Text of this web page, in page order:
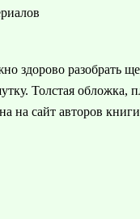
здорово разобрать
Толстая обложка,
на сайт авторов